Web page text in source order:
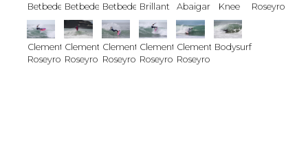
BetbederBetbederBetbederBrillant
Abaigar
Knee
Roseyro
Clement
Roseyro
Clement
Roseyro
Clement
Roseyro
Clement
Roseyro
Clement
Roseyro
Bodysurf